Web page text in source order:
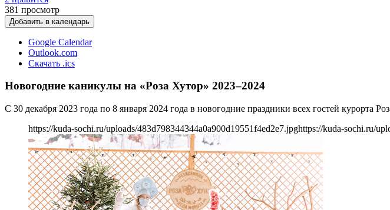
381 просмотр
Добавить в календарь
Google Calendar
Outlook.com
Скачать .ics
Новогодние каникулы на «Роза Хутор» 2023–2024
С 30 декабря 2023 года по 8 января 2024 года в новогодние праздники всех гостей курорта
https://kuda-sochi.ru/uploads/483d798344344a0a900d19551f4ed2e7.jpghttps://kuda-sochi.ru/